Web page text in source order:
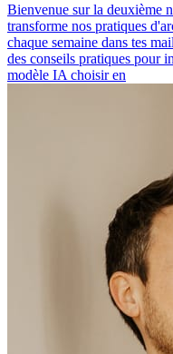
Bienvenue sur la deuxième
transforme nos pratiques
chaque semaine dans tes
des conseils pratiques pour
modèle IA choisir en